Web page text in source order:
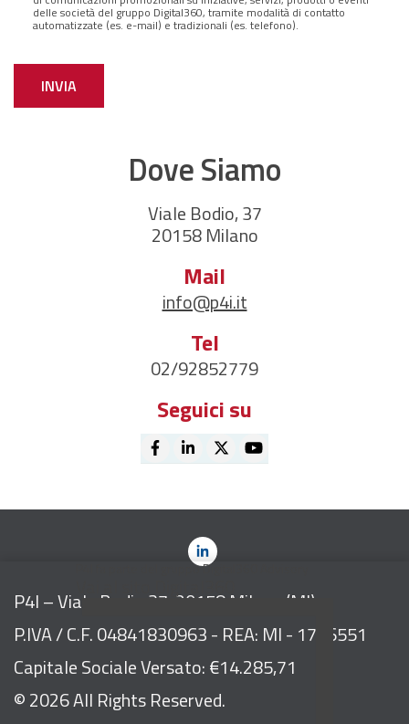
delle società del gruppo Digital360, tramite modalità di contatto
automatizzate (es. e-mail) e tradizionali (es. telefono).
Dove Siamo
Viale Bodio, 37
20158 Milano
Mail
info@p4i.it
Tel
02/92852779
Seguici su
P4I – Viale Bodio 37, 20158 Milano (MI)
P.IVA / C.F. 04841830963 - REA: MI - 1776551
Capitale Sociale Versato:€14.285,71
© 2026 All Rights Reserved.
P4I fa parte del gruppo Digital360 Advisory